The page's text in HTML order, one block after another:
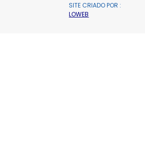
SITE CRIADO POR :
LOWEB